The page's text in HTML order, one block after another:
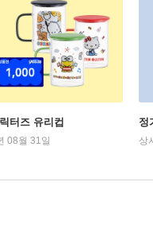
터즈 유리컵
08월 31일
정
상